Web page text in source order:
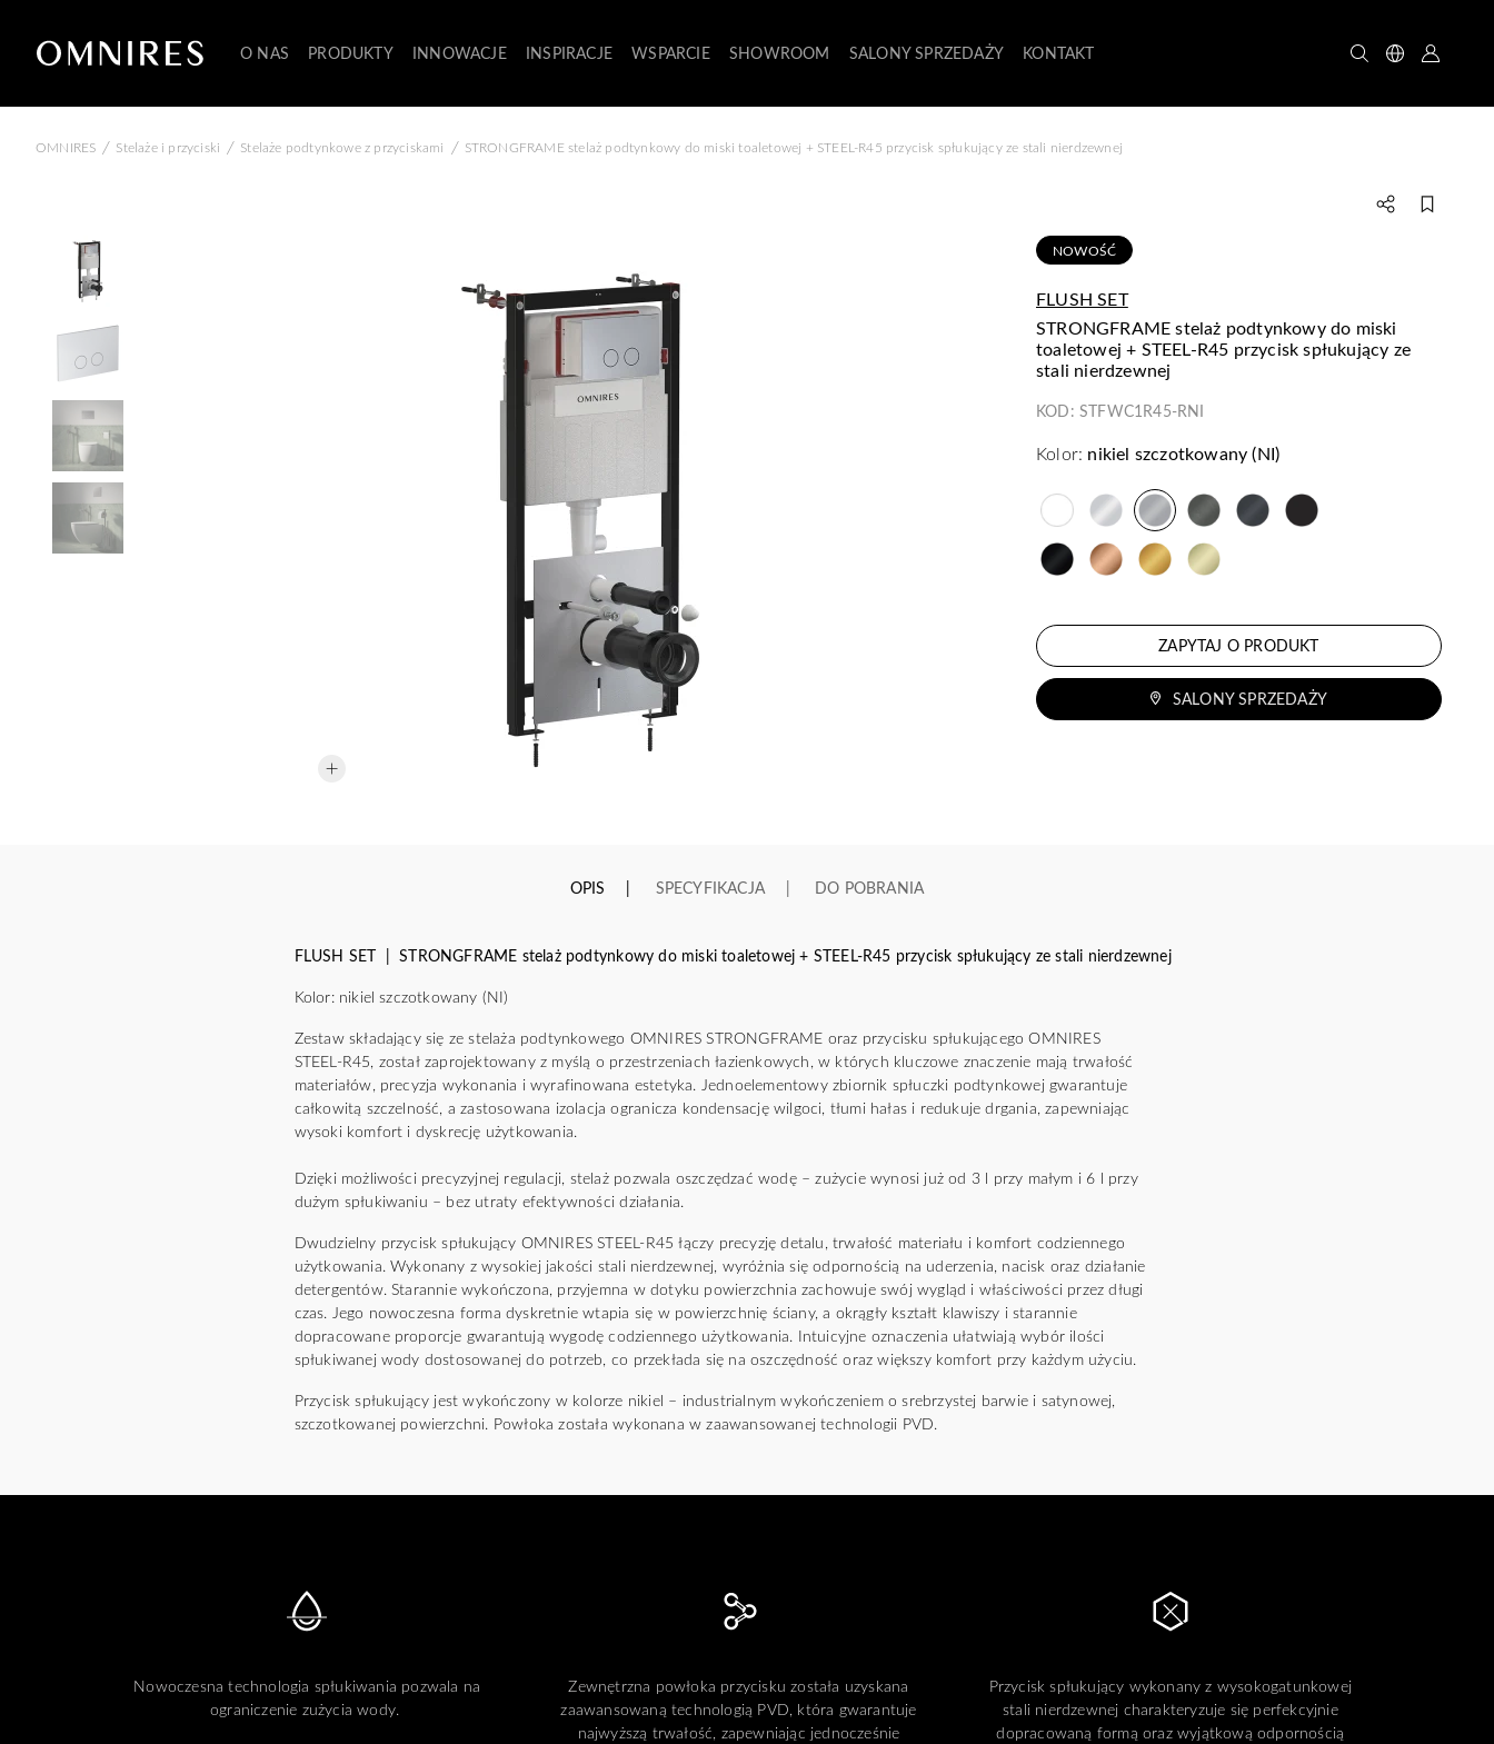
O NAS PRODUKTY INNOWACJE INSPIRACJE WSPARCIE SHOWROOM SALONY SPRZEDAŻY KONTAKT
OMNIRES / Stelaże i przyciski / Stelaże podtynkowe z przyciskami / STRONGFRAME stelaż podtynkowy do miski toaletowej + STEEL-R45 przycisk spłukujący ze stali nierdzewnej
NOWOŚĆ
FLUSH SET
STRONGFRAME stelaż podtynkowy do miski
toaletowej + STEEL-R45 przycisk spłukujący ze
stali nierdzewnej
KOD: STFWC1R45-RNI
Kolor: nikiel szczotkowany (NI)
ZAPYTAJ O PRODUKT
SALONY SPRZEDAŻY
OPIS SPECYFIKACJA DO POBRANIA
FLUSH SET | STRONGFRAME stelaż podtynkowy do miski toaletowej + STEEL-R45 przycisk spłukujący ze stali nierdzewnej
Kolor: nikiel szczotkowany (NI)
Zestaw składający się ze stelaża podtynkowego OMNIRES STRONGFRAME oraz przycisku spłukującego OMNIRES
STEEL-R45, został zaprojektowany z myślą o przestrzeniach łazienkowych, w których kluczowe znaczenie mają trwałość
materiałów, precyzja wykonania i wyrafinowana estetyka. Jednoelementowy zbiornik spłuczki podtynkowej gwarantuje
całkowitą szczelność, a zastosowana izolacja ogranicza kondensację wilgoci, tłumi hałas i redukuje drgania, zapewniając
wysoki komfort i dyskrecję użytkowania.
Dzięki możliwości precyzyjnej regulacji, stelaż pozwala oszczędzać wodę – zużycie wynosi już od 3 l przy małym i 6 l przy
dużym spłukiwaniu – bez utraty efektywności działania.​ ​
Dwudzielny przycisk spłukujący OMNIRES STEEL-R45 łączy precyzję detalu, trwałość materiału i komfort codziennego
użytkowania. Wykonany z wysokiej jakości stali nierdzewnej, wyróżnia się odpornością na uderzenia, nacisk oraz działanie
detergentów. Starannie wykończona, przyjemna w dotyku powierzchnia zachowuje swój wygląd i właściwości przez długi
czas. Jego nowoczesna forma dyskretnie wtapia się w powierzchnię ściany, a okrągły kształt klawiszy i starannie
dopracowane proporcje gwarantują wygodę codziennego użytkowania. Intuicyjne oznaczenia ułatwiają wybór ilości
spłukiwanej wody dostosowanej do potrzeb, co przekłada się na oszczędność oraz większy komfort przy każdym użyciu.
Przycisk spłukujący jest wykończony w kolorze nikiel – industrialnym wykończeniem o srebrzystej barwie i satynowej,
szczotkowanej powierzchni. Powłoka została wykonana w zaawansowanej technologii PVD.
Nowoczesna technologia spłukiwania pozwala na
ograniczenie zużycia wody.
Zewnętrzna powłoka przycisku została uzyskana
zaawansowaną technologią PVD, która gwarantuje
najwyższą trwałość, zapewniając jednocześnie
Przycisk spłukujący wykonany z wysokogatunkowej
stali nierdzewnej charakteryzuje się perfekcyjnie
dopracowaną formą oraz wyjątkową odpornością